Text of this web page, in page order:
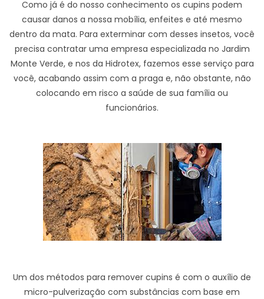
Como já é do nosso conhecimento os cupins podem
causar danos a nossa mobília, enfeites e até mesmo
dentro da mata. Para exterminar com desses insetos, você
precisa contratar uma empresa especializada no Jardim
Monte Verde, e nos da Hidrotex, fazemos esse serviço para
você, acabando assim com a praga e, não obstante, não
colocando em risco a saúde de sua família ou
funcionários.
Um dos métodos para remover cupins é com o auxílio de
micro-pulverização com substâncias com base em